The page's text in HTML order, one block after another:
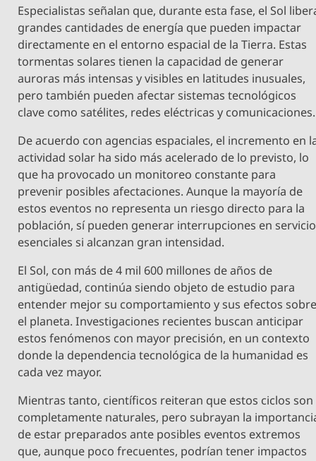
Especialistas señalan que, durante esta fase, el Sol
grandes cantidades de energía que pueden impactar
directamente en el entorno espacial de la Tierra. Estas
tormentas solares tienen la capacidad de generar
auroras más intensas y visibles en latitudes inusuales,
pero también pueden afectar sistemas tecnológicos
clave como satélites, redes eléctricas y comunicaciones.
De acuerdo con agencias espaciales, el incremento en
actividad solar ha sido más acelerado de lo previsto, lo
que ha provocado un monitoreo constante para
prevenir posibles afectaciones. Aunque la mayoría de
estos eventos no representa un riesgo directo para la
población, sí pueden generar interrupciones en
esenciales si alcanzan gran intensidad.
El Sol, con más de 4 mil 600 millones de años de
antigüedad, continúa siendo objeto de estudio para
entender mejor su comportamiento y sus efectos
el planeta. Investigaciones recientes buscan anticipar
estos fenómenos con mayor precisión, en un contexto
donde la dependencia tecnológica de la humanidad es
cada vez mayor.
Mientras tanto, científicos reiteran que estos ciclos son
completamente naturales, pero subrayan la
de estar preparados ante posibles eventos extremos
que, aunque poco frecuentes, podrían tener impactos